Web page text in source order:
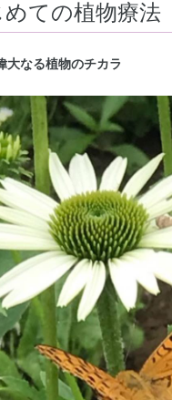
めての植物療法
大なる植物のチカラ